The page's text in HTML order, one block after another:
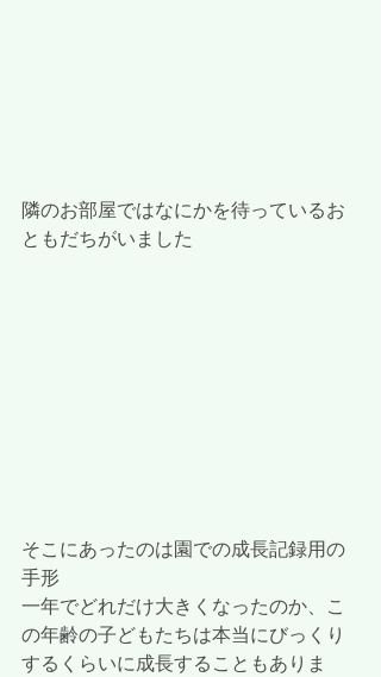
隣のお部屋ではなにかを待っているお
ともだちがいました
そこにあったのは園での成長記録用の
手形
一年でどれだけ大きくなったのか、こ
の年齢の子どもたちは本当にびっくり
するくらいに成長することもありま